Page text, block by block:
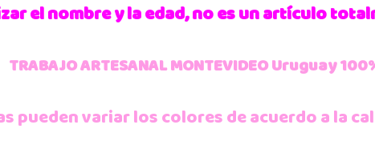
el nombre y la edad, no es un artículo
TRABAJO ARTESANAL MONTEVIDEO Uruguay
pueden variar los colores de acuerdo a la